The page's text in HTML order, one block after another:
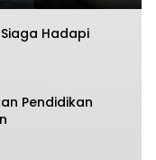
Hadapi
Pendidikan